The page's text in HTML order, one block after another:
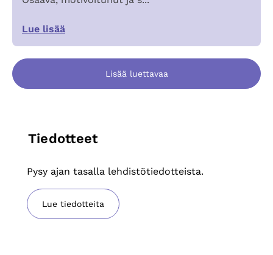
Lue lisää
Lisää luettavaa
Tiedotteet
Pysy ajan tasalla lehdistötiedotteista.
Lue tiedotteita